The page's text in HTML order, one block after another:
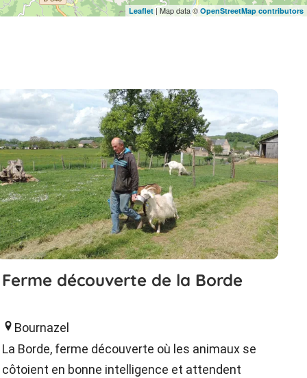
Leaflet| Map data © OpenStreetMap contributors
Ferme découverte de la Borde
Bournazel
La Borde, ferme découverte où les animaux se
côtoient en bonne intelligence et attendent